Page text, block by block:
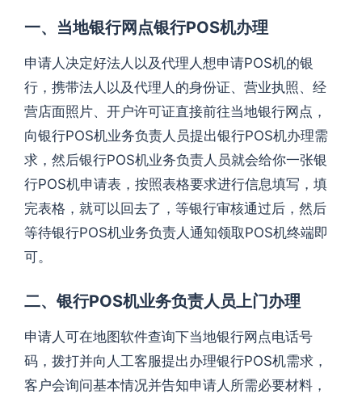
一、当地银行网点银行POS机办理
申请人决定好法人以及代理人想申请POS机的银
行，携带法人以及代理人的身份证、营业执照、经
营店面照片、开户许可证直接前往当地银行网点，
向银行POS机业务负责人员提出银行POS机办理需
求，然后银行POS机业务负责人员就会给你一张银
行POS机申请表，按照表格要求进行信息填写，填
完表格，就可以回去了，等银行审核通过后，然后
等待银行POS机业务负责人通知领取POS机终端即
可。
二、银行POS机业务负责人员上门办理
申请人可在地图软件查询下当地银行网点电话号
码，拨打并向人工客服提出办理银行POS机需求，
客户会询问基本情况并告知申请人所需必要材料，